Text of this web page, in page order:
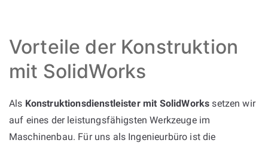
Vorteile der Konstruktion
mit SolidWorks
Als Konstruktionsdienstleister mit SolidWorks setzen wir
auf eines der leistungsfähigsten Werkzeuge im
Maschinenbau. Für uns als Ingenieurbüro ist die